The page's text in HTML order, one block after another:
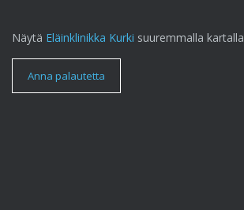
Näytä Eläinklinikka Kurki suuremmalla kartalla
Anna palautetta